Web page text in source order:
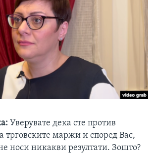
Уверувате дека сте против
трговските маржи и според Вас,
носи никакви резултати. Зошто?